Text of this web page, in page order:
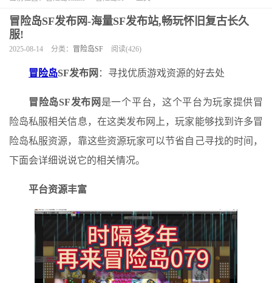
冒险岛SF发布网-海量SF发布站,畅玩怀旧复古长久
服!
2025-08-14 分类： 冒险岛SF 阅读(426)
冒险岛SF发布网 ：寻找优质游戏资源的好去处
冒险岛SF发布网 是一个平台，这个平台为玩家提供冒
险岛私服相关信息，在这类发布网上，玩家能够找到许多冒
险岛私服资源，靠这些资源玩家可以节省自己寻找的时间，
下面会详细说说它的相关情况。
平台资源丰富